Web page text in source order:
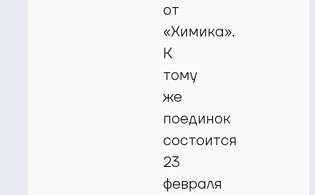
от
«Химика».
К
тому
же
поединок
состоится
23
февраля